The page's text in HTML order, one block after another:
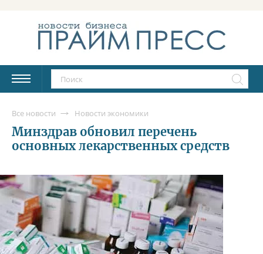
Все новости Новости экономики
Минздрав обновил перечень
основных лекарственных средств